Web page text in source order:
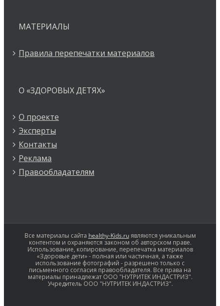
МАТЕРИАЛЫ
Правила перепечатки материалов
О «ЗДОРОВЫХ ДЕТЯХ»
О проекте
Эксперты
Контакты
Реклама
Правообладателям
Все материалы сайта healthy-Kids.ruявляются уникальным
контентом и охраняются законом об авторском праве.
Использование, копирование, перепечатка материалов
«Здоровые дети» - полная или частичная, а также
использование фотографий - разрешено только с
письменного согласия правообладателя. Все права на
материалы принадлежат ООО "НУТРИТЕК ИНДАСТРИЗ".
Учредитель ООО "НУТРИТЕК ИНДАСТРИЗ".